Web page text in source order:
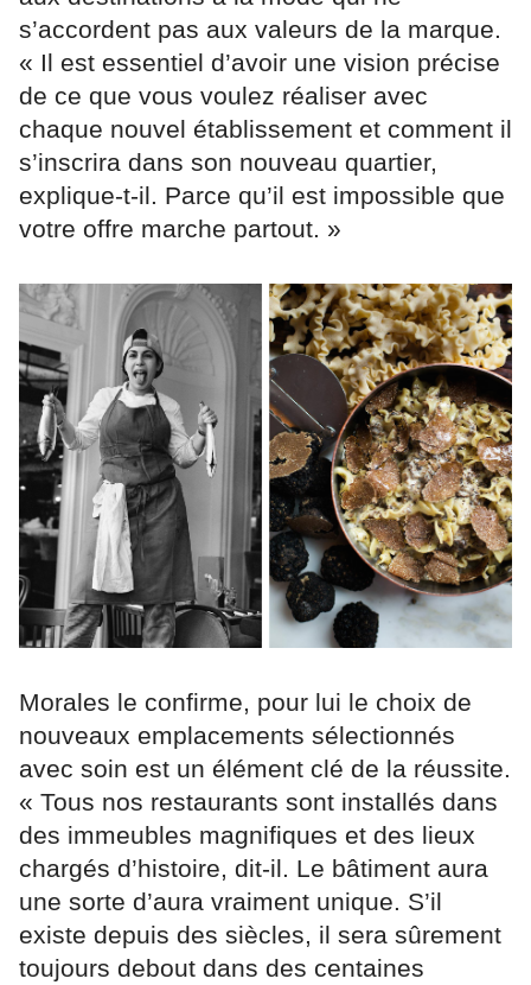
s’accordent pas aux valeurs de la marque.
« Il est essentiel d’avoir une vision précise
de ce que vous voulez réaliser avec
chaque nouvel établissement et comment il
s’inscrira dans son nouveau quartier,
explique-t-il. Parce qu’il est impossible que
votre offre marche partout. »
Morales le confirme, pour lui le choix de
nouveaux emplacements sélectionnés
avec soin est un élément clé de la réussite.
« Tous nos restaurants sont installés dans
des immeubles magnifiques et des lieux
chargés d’histoire, dit-il. Le bâtiment aura
une sorte d’aura vraiment unique. S’il
existe depuis des siècles, il sera sûrement
toujours debout dans des centaines